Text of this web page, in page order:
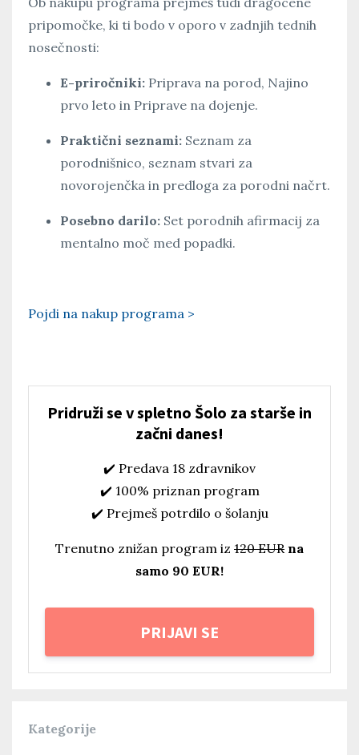
pripomočke, ki ti bodo v oporo v zadnjih tednih
nosečnosti:
E-priročniki: Priprava na porod, Najino
prvo leto in Priprave na dojenje.
Praktični seznami: Seznam za
porodnišnico, seznam stvari za
novorojenčka in predloga za porodni načrt.
Posebno darilo: Set porodnih afirmacij za
mentalno moč med popadki.
Pojdi na nakup programa >
Pridruži se v spletno Šolo za starše in
začni danes!
✔️ Predava 18 zdravnikov
✔️ 100% priznan program
✔️ Prejmeš potrdilo o šolanju
Trenutno znižan program iz 120 EUR na
samo 90 EUR!
PRIJAVI SE
Kategorije